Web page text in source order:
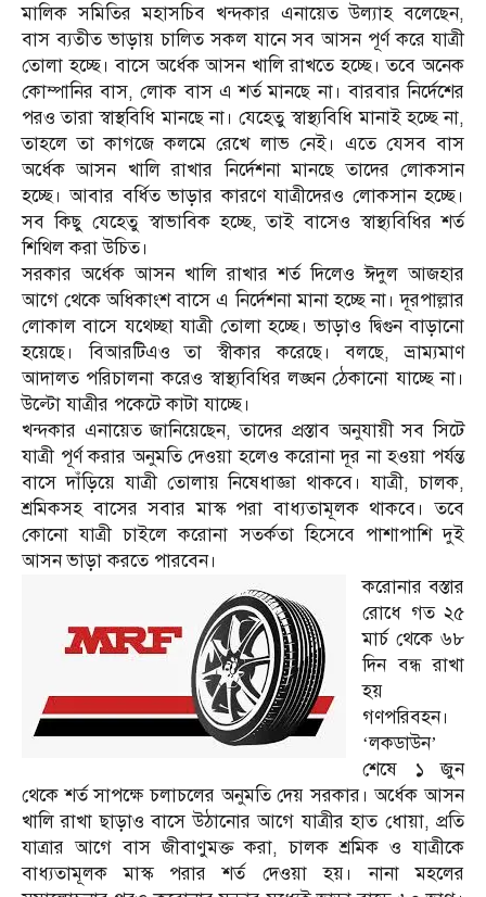
মালিক সমিতির মহাসচিব খন্দকার এনায়েত উল্যাহ বলেছেন,
বাস ব্যতীত ভাড়ায় চালিত সকল যানে সব আসন পূর্ণ করে যাত্রী
তোলা হচ্ছে। বাসে অর্ধেক আসন খালি রাখতে হচ্ছে। তবে অনেক
কোম্পানির বাস, লোক বাস এ শর্ত মানছে না। বারবার নির্দেশের
পরও তারা স্বাস্থবিধি মানছে না। যেহেতু স্বাস্থ্যবিধি মানাই হচ্ছে না,
তাহলে তা কাগজে কলমে রেখে লাভ নেই। এতে যেসব বাস
অর্ধেক আসন খালি রাখার নির্দেশনা মানছে তাদের লোকসান
হচ্ছে। আবার বর্ধিত ভাড়ার কারণে যাত্রীদেরও লোকসান হচ্ছে।
সব কিছু যেহেতু স্বাভাবিক হচ্ছে, তাই বাসেও স্বাস্থ্যবিধির শর্ত
শিথিল করা উচিত।
সরকার অর্ধেক আসন খালি রাখার শর্ত দিলেও ঈদুল আজহার
আগে থেকে অধিকাংশ বাসে এ নির্দেশনা মানা হচ্ছে না। দূরপাল্লার
লোকাল বাসে যথেচ্ছা যাত্রী তোলা হচ্ছে। ভাড়াও দ্বিগুন বাড়ানো
হয়েছে। বিআরটিএও তা স্বীকার করেছে। বলছে, ভ্রাম্যমাণ
আদালত পরিচালনা করেও স্বাস্থ্যবিধির লঙ্ঘন ঠেকানো যাচ্ছে না।
উল্টো যাত্রীর পকেটে কাটা যাচ্ছে।
খন্দকার এনায়েত জানিয়েছেন, তাদের প্রস্তাব অনুযায়ী সব সিটে
যাত্রী পূর্ণ করার অনুমতি দেওয়া হলেও করোনা দূর না হওয়া পর্যন্ত
বাসে দাঁড়িয়ে যাত্রী তোলায় নিষেধাজ্ঞা থাকবে। যাত্রী, চালক,
শ্রমিকসহ বাসের সবার মাস্ক পরা বাধ্যতামূলক থাকবে। তবে
কোনো যাত্রী চাইলে করোনা সতর্কতা হিসেবে পাশাপাশি দুই
আসন ভাড়া করতে পারবেন।
করোনার বস্তার
রোধে গত ২৫
মার্চ থেকে ৬৮
দিন বন্ধ রাখা
হয়
গণপরিবহন।
‘লকডাউন’
শেষে ১ জুন
থেকে শর্ত সাপক্ষে চলাচলের অনুমতি দেয় সরকার। অর্ধেক আসন
খালি রাখা ছাড়াও বাসে উঠানোর আগে যাত্রীর হাত ধোয়া, প্রতি
যাত্রার আগে বাস জীবাণুমক্ত করা, চালক শ্রমিক ও যাত্রীকে
বাধ্যতামূলক মাস্ক পরার শর্ত দেওয়া হয়। নানা মহলের